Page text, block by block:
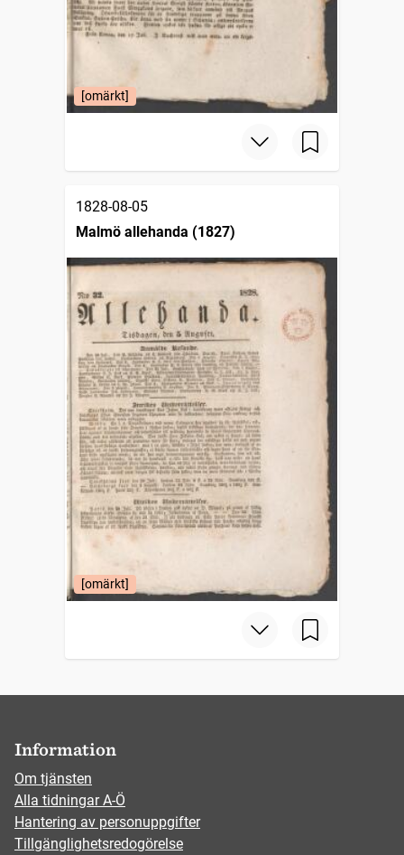
[omärkt]
1828-08-05
Malmö allehanda (1827)
[omärkt]
Information
Om tjänsten
Alla tidningar A-Ö
Hantering av personuppgifter
Tillgänglighetsredogörelse